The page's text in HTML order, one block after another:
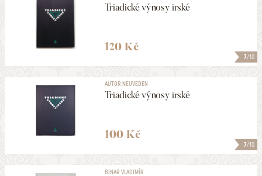
7/10
Triadické výnosy irské
120 Kč
7/10
AUTOR NEUVEDEN
Triadické výnosy irské
100 Kč
BINAR VLADIMÍR